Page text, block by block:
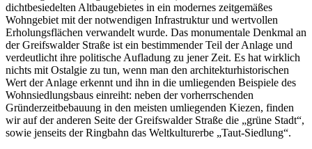
dichtbesiedelten Altbaugebietes in ein modernes zeitgemäßes
Wohngebiet mit der notwendigen Infrastruktur und wertvollen
Erholungsflächen verwandelt wurde. Das monumentale Denkmal an
der Greifswalder Straße ist ein bestimmender Teil der Anlage und
verdeutlicht ihre politische Aufladung zu jener Zeit. Es hat wirklich
nichts mit Ostalgie zu tun, wenn man den architekturhistorischen
Wert der Anlage erkennt und ihn in die umliegenden Beispiele des
Wohnsiedlungsbaus einreiht: neben der vorherrschenden
Gründerzeitbebauung in den meisten umliegenden Kiezen, finden
wir auf der anderen Seite der Greifswalder Straße die „grüne Stadt“,
sowie jenseits der Ringbahn das Weltkulturerbe „Taut-Siedlung“.